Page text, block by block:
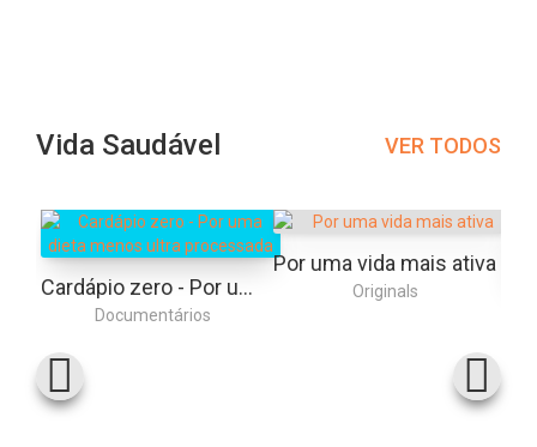
Vida Saudável VER TODOS
Cardápio zero - Por uma dieta menos ultra processada
Documentários
Por uma vida mais ativa
Originals